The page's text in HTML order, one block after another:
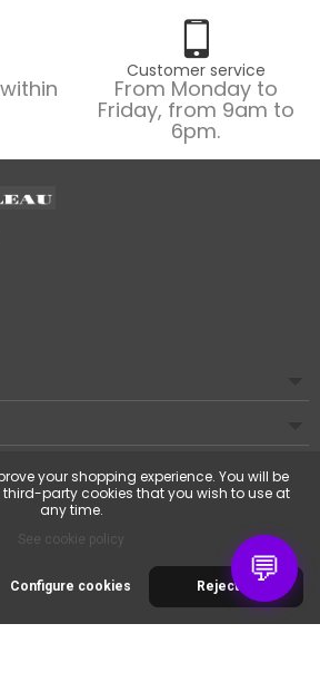
Customer service
From Monday to
Friday, from 9am to
6pm.
💬
Tableau. Tous droits réservés.
your shopping experience. You will be
party cookies that you wish to use at
any time.
See cookie policy
Reject all
Configure cookies